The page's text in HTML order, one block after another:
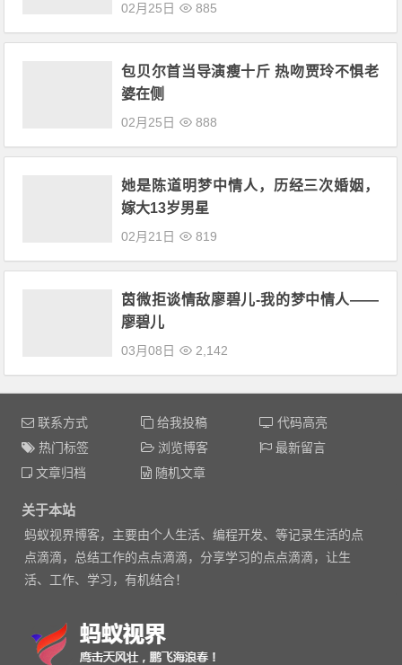
02月25日 885
包贝尔首当导演瘦十斤 热吻贾玲不惧老
婆在侧
02月25日 888
她是陈道明梦中情人，历经三次婚姻，
嫁大13岁男星
02月21日 819
茵微拒谈情敌廖碧儿-我的梦中情人——
廖碧儿
03月08日 2,142
联系方式 给我投稿
代码高亮
热门标签
浏览博客
最新留言
文章归档
随机文章
关于本站
蚂蚁视界博客，主要由个人生活、编程开发、等记录生活的点
点滴滴，总结工作的点点滴滴，分享学习的点点滴滴，让生
活、工作、学习，有机结合！